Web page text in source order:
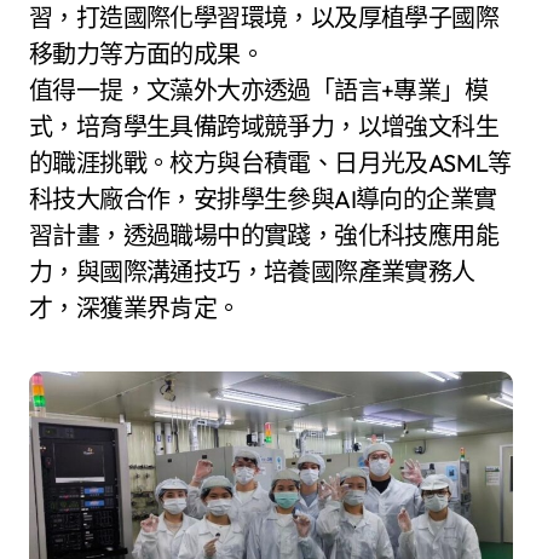
習，打造國際化學習環境，以及厚植學子國際
移動力等方面的成果。
值得一提，文藻外大亦透過「語言+專業」模
式，培育學生具備跨域競爭力，以增強文科生
的職涯挑戰。校方與台積電、日月光及ASML等
科技大廠合作，安排學生參與AI導向的企業實
習計畫，透過職場中的實踐，強化科技應用能
力，與國際溝通技巧，培養國際產業實務人
才，深獲業界肯定。